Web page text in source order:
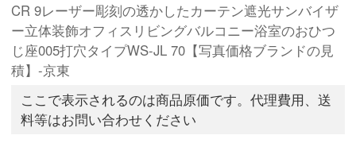
CR 9レーザー彫刻の透かしたカーテン遮光サンバイザ
ー立体装飾オフィスリビングバルコニー浴室のおひつ
じ座005打穴タイプWS-JL 70【写真価格ブランドの見
積】-京東
ここで表示されるのは商品原価です。代理費用、送
料等はお問い合わせください